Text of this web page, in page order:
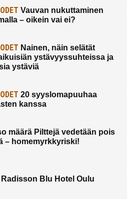
Vauvan nukuttaminen
– oikein vai ei?
Nainen, näin selätät
ystävyyssuhteissa ja
ystäviä
20 syyslomapuuhaa
kanssa
määrä Pilttejä vedetään pois
– homemyrkkyriski!
Radisson Blu Hotel Oulu